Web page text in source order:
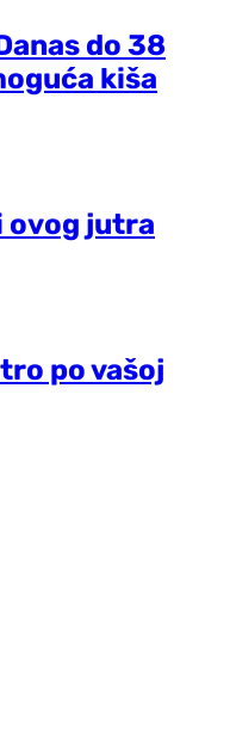
do 38
kiša
ovog jutra
po vašoj